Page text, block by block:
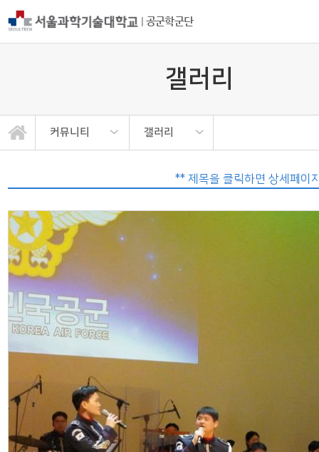
| 공군학군단
갤러리
커뮤니티 갤러리
학군단 소개
공군ROTC
모집안내
교육안내
커뮤니티
후보생 광장
공지사항
갤러리
** 제목을 클릭하면 상세페이